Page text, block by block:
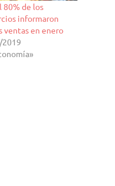
80% de los
informaron
ventas en enero